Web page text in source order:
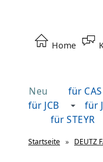
Home
Neu für
für JCB
für
für STEYR
Startseite » DEUTZ